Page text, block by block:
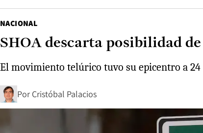
NACIONAL
SHOA descarta posibilidad
El movimiento telúrico tuvo su epicentro a
Por Cristóbal Palacios